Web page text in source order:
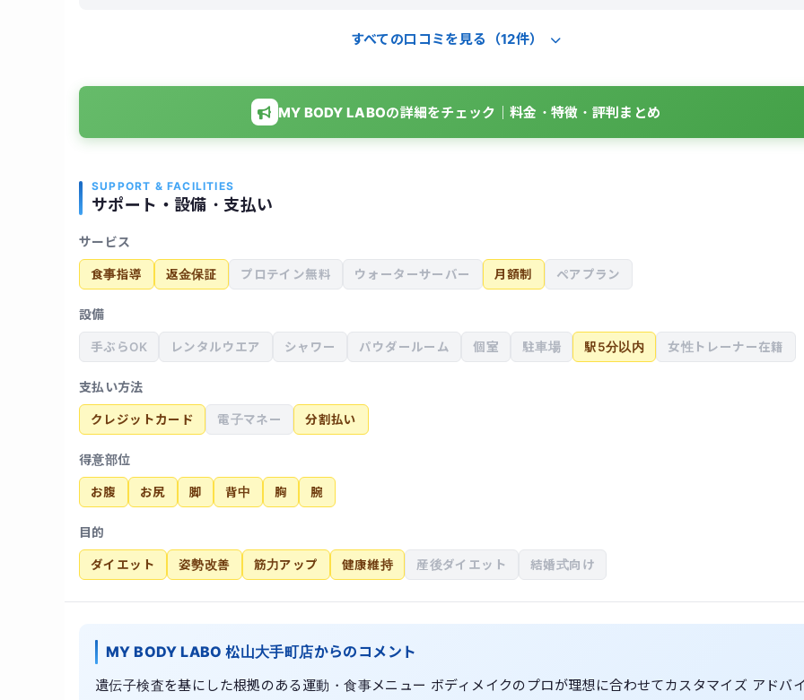
無理なく健康的な生活習慣が身につきました。すべての口コミを見る（12件）
MY BODY LABOの詳細をチェック｜料金・特徴・評判まとめ
SUPPORT & FACILITIES
サポート・設備・支払い
サービス
食事指導 返金保証 プロテイン無料 ウォーターサーバー 月額制 ペアプラン
設備
手ぶらOK レンタルウエア シャワー パウダールーム 個室 駐車場 駅5分以内 女性トレーナー在籍
支払い方法
クレジットカード 電子マネー 分割払い
得意部位
お腹 お尻 脚 背中 胸 腕
目的
ダイエット 姿勢改善 筋力アップ 健康維持 産後ダイエット 結婚式向け
MY BODY LABO 松山大手町店からのコメント
遺伝子検査を基にした根拠のある運動・食事メニュー ボディメイクのプロが理想に合わせてカスタマイズ アドバ